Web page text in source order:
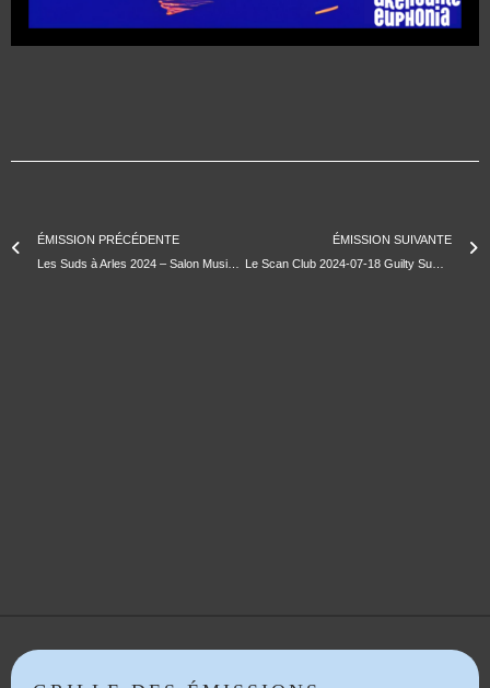
ÉMISSION PRÉCÉDENTE
ÉMISSION SUIVANTE
Le Scan Club 2024-07-18 Guilty Summer Playlist